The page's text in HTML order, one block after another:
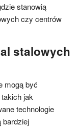
stanowią
czy centrów
stalowych
mogą być
jak
technologie
bardziej